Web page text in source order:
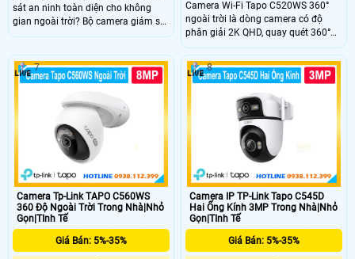
sát an ninh toàn diện cho không
gian ngoài trời? Bộ camera giám sát
360 độ Ezviz CS-H8C là một trong
Với khả năng quay quét linh hoạt
hoạt động ổn định môi trường khắc
mic loa đàm thoại, phát hiện người
phương tiện và giám sát ban đêm
có màu sắ
Camera Wi-Fi Tapo C520WS 360°
ngoài trời là dòng camera có độ
phân giải 2K QHD, quay quét 360°
và nhìn đêm màu Starlight với tầm
nhìn lên đến 30m. Công nghệ thông
minh AI phát hiện chuyển độngh,
đàm thoại hai chiều, báo động âm
thanh và ánh sáng. Quản lý từ xa
qua ứng dụng Tapo
Camera Tp-Link TAPO C560WS
360 Độ Ngoài Trời Trong Nhà|Nhỏ
Gọn|TInh Tế
Giá Bán: 5%-35%
7
Camera IP TP-Link Tapo C545D
Hai Ống Kính 3MP Trong Nhà|Nhỏ
Gọn|TInh Tế
Giá Bán: 5%-35%
8